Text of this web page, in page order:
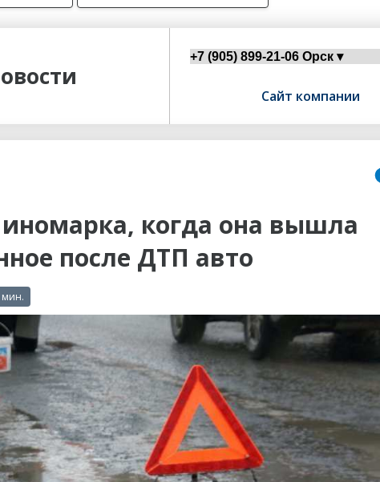
Сайт компании
когда она вышла
после ДТП авто
мин.